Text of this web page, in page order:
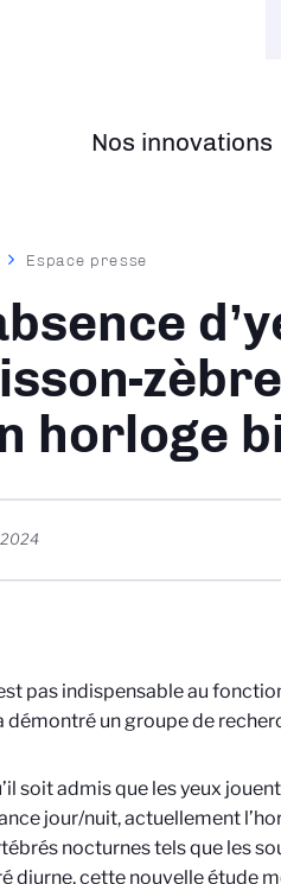
Nos innovations
Espace presse
horloge
pas indispensable au
démontré un groupe de
soit admis que les yeux
jour/nuit, actuellement
nocturnes tels que les
diurne, cette nouvelle étude